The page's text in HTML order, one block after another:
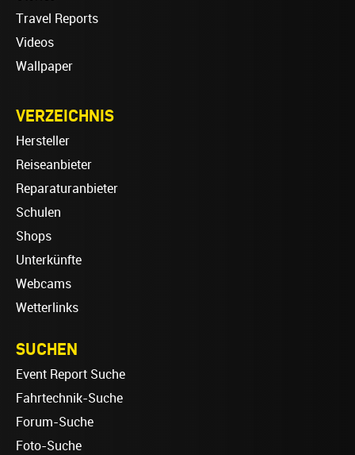
Travel Reports
Videos
Wallpaper
VERZEICHNIS
Hersteller
Reiseanbieter
Reparaturanbieter
Schulen
Shops
Unterkünfte
Webcams
Wetterlinks
SUCHEN
Event Report Suche
Fahrtechnik-Suche
Forum-Suche
Foto-Suche